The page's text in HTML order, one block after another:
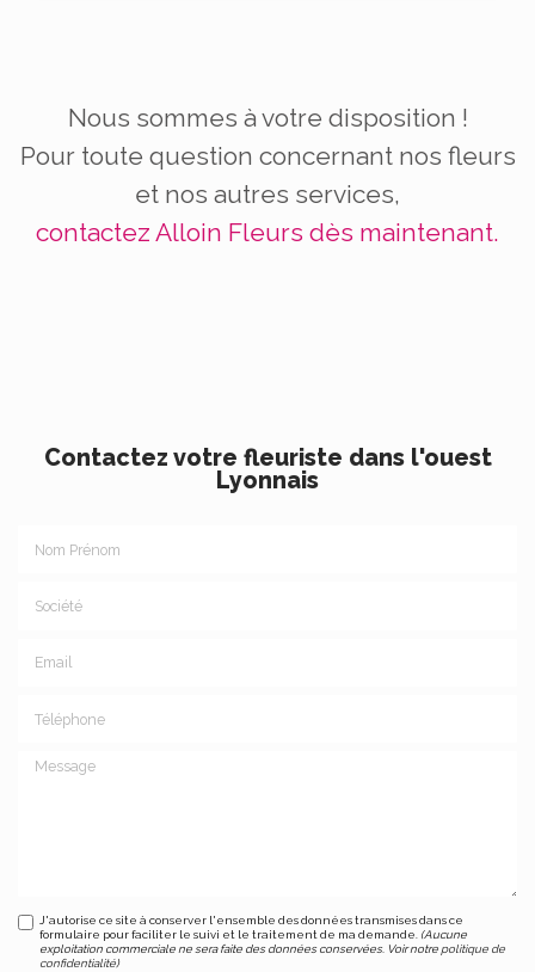
Nous sommes à votre disposition !
Pour toute question concernant nos fleurs
et nos autres services,
contactez Alloin Fleurs dès maintenant.
Contactez votre fleuriste dans l'ouest
Lyonnais
Message
J'autorise ce site à conserver l'ensemble des données transmises dans ce
formulaire pour faciliter le suivi et le traitement de ma demande. (Aucune
exploitation commerciale ne sera faite des données conservées. Voir notrepolitique de
confidentialité)